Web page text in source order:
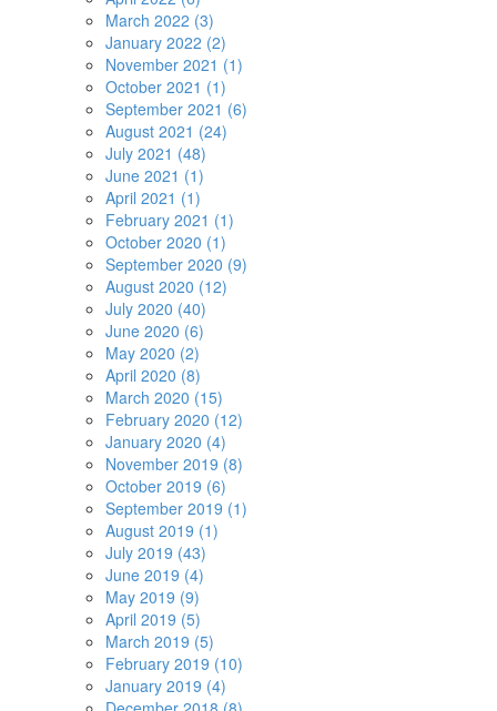
March 2022 (3)
January 2022 (2)
November 2021 (1)
October 2021 (1)
September 2021 (6)
August 2021 (24)
July 2021 (48)
June 2021 (1)
April 2021 (1)
February 2021 (1)
October 2020 (1)
September 2020 (9)
August 2020 (12)
July 2020 (40)
June 2020 (6)
May 2020 (2)
April 2020 (8)
March 2020 (15)
February 2020 (12)
January 2020 (4)
November 2019 (8)
October 2019 (6)
September 2019 (1)
August 2019 (1)
July 2019 (43)
June 2019 (4)
May 2019 (9)
April 2019 (5)
March 2019 (5)
February 2019 (10)
January 2019 (4)